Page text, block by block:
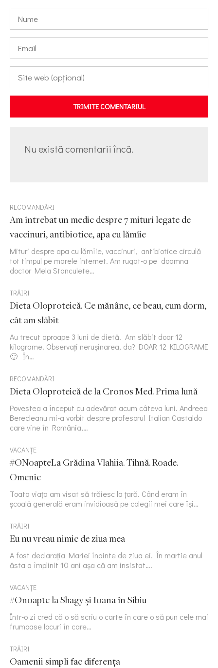
TRIMITE COMENTARIUL
Nu există comentarii încă.
RECOMANDĂRI
Am întrebat un medic despre 7 mituri legate de
vaccinuri, antibiotice, apa cu lămîie
Mituri despre apa cu lămîie, vaccinuri, antibiotice circulă
tot timpul pe marele internet. Am rugat-o pe doamna
doctor Mela Stanculete…
TRĂIRI
Dieta Oloproteică. Ce mănânc, ce beau, cum dorm,
cât am slăbit
Au trecut aproape 3 luni de dietă. Am slăbit doar 12
kilograme. Observați nerușinarea, da? DOAR 12 KILOGRAME
🙂 În…
RECOMANDĂRI
Dieta Oloproteică de la Cronos Med. Prima lună
Povestea a început cu adevărat acum câteva luni. Andreea
Berecleanu mi-a vorbit despre profesorul Italian Castaldo
care vine în România,…
VACANȚE
#ONoapteLa Grădina Vlahiia. Tihnă. Roade.
Omenie
Toata viața am visat să trăiesc la țară. Când eram în
școală generală eram invidioasă pe colegii mei care își…
TRĂIRI
Eu nu vreau nimic de ziua mea
A fost declarația Mariei înainte de ziua ei. În martie anul
ăsta a împlinit 10 ani așa că am insistat….
VACANȚE
#Onoapte la Shagy și Ioana în Sibiu
Într-o zi cred că o să scriu o carte în care o să pun cele mai
frumoase locuri în care…
TRĂIRI
Oamenii simpli fac diferența